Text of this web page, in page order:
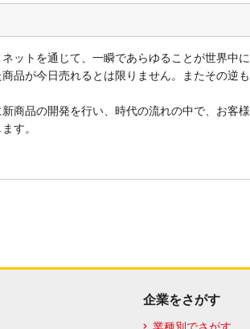
ットを通じて、一瞬であらゆることが世界中に
品が今日売れるとは限りません。またその逆も
商品の開発を行い、時代の流れの中で、お客様
す。
企業をさがす